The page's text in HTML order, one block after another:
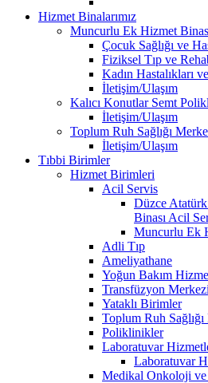
Hizmet Binalarımız
Muncurlu Ek Hizmet
Çocuk Sağlığı ve
Fiziksel Tıp ve
Kadın Hastalıkları
İletişim/Ulaşım
Kalıcı Konutlar Semt
İletişim/Ulaşım
Toplum Ruh Sağlığı
İletişim/Ulaşım
Tıbbi Birimler
Hizmet Birimleri
Acil Servis
Düzce
Binası Acil
Muncurlu Ek
Adli Tıp
Ameliyathane
Yoğun Bakım
Transfüzyon Merkezi
Yataklı Birimler
Toplum Ruh
Poliklinikler
Laboratuvar
Laboratuvar
Medikal Onkoloji